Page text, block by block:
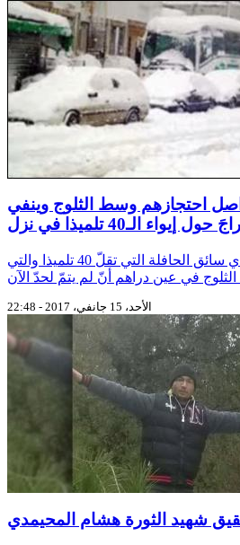
احتجازهم وسط الثلوج وينفي
حول إيواء الـ40 تلميذا في نزل
زووم - أكّد وليد الدريدي سائق الحافلة التي تقلّ 40 تلميذا والتي
الأحد، 15 جانفي، 2017 - 22:48